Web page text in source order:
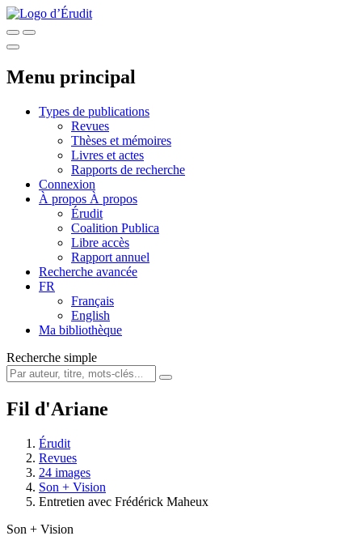
Menu principal
Types de publications
Revues
Thèses et mémoires
Livres et actes
Rapports de recherche
Connexion
À propos À propos
Érudit
Coalition Publica
Libre accès
Rapport annuel
Recherche avancée
FR
Français
English
Ma bibliothèque
Recherche simple
Fil d'Ariane
Érudit
Revues
24 images
Son + Vision
Entretien avec Frédérick Maheux
Son + Vision